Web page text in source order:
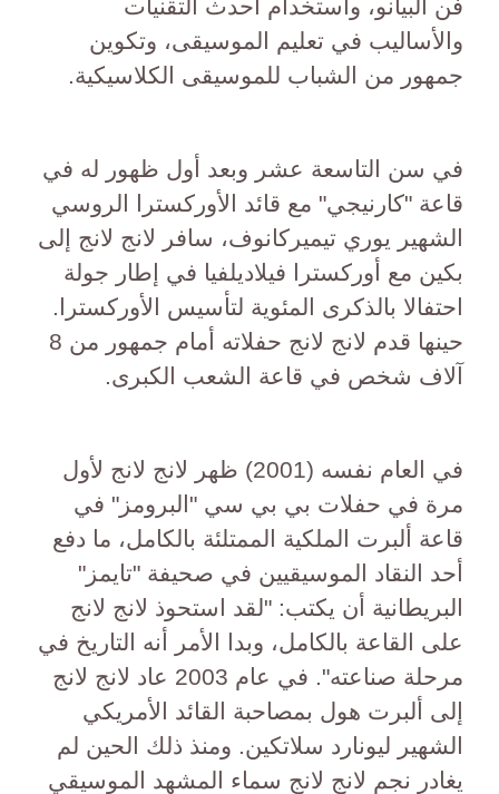
فن البيانو، واستخدام أحدث التقنيات
والأساليب في تعليم الموسيقى، وتكوين
جمهور من الشباب للموسيقى الكلاسيكية.
في سن التاسعة عشر وبعد أول ظهور له في
قاعة "كارنيجي" مع قائد الأوركسترا الروسي
الشهير يوري تيميركانوف، سافر لانج لانج إلى
بكين مع أوركسترا فيلاديلفيا في إطار جولة
احتفالا بالذكرى المئوية لتأسيس الأوركسترا.
حينها قدم لانج لانج حفلاته أمام جمهور من 8
آلاف شخص في قاعة الشعب الكبرى.
في العام نفسه (2001) ظهر لانج لانج لأول
مرة في حفلات بي بي سي "البرومز" في
قاعة ألبرت الملكية الممتلئة بالكامل، ما دفع
أحد النقاد الموسيقيين في صحيفة "تايمز"
البريطانية أن يكتب: "لقد استحوذ لانج لانج
على القاعة بالكامل، وبدا الأمر أنه التاريخ في
مرحلة صناعته". في عام 2003 عاد لانج لانج
إلى ألبرت هول بمصاحبة القائد الأمريكي
الشهير ليونارد سلاتكين. ومنذ ذلك الحين لم
يغادر نجم لانج لانج سماء المشهد الموسيقي